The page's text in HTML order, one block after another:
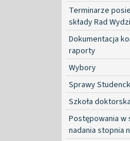
Terminarze
składy Rad
Dokumentacja
raporty
Wybory
Sprawy
Szkoła doktorska
Postępowania w
nadania stopnia